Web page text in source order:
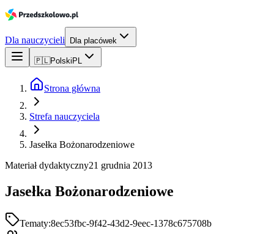
Dla nauczycieli Dla placówek
🇵🇱Polski PL
Strona główna
Strefa nauczyciela
Jasełka Bożonarodzeniowe
Materiał dydaktyczny21 grudnia 2013
Jasełka Bożonarodzeniowe
Tematy:8ec53fbc-9f42-43d2-9eec-1378c675708b